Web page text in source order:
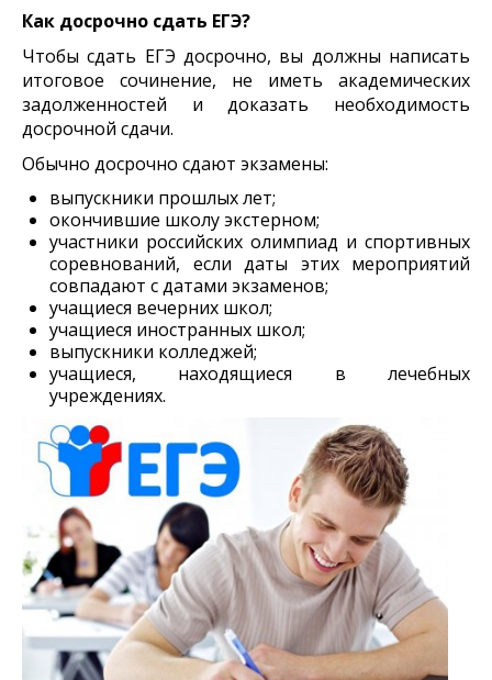
Как досрочно сдать ЕГЭ?
Чтобы сдать ЕГЭ досрочно, вы должны написать
итоговое сочинение, не иметь академических
задолженностей и доказать необходимость
досрочной сдачи.
Обычно досрочно сдают экзамены:
выпускники прошлых лет;
окончившие школу экстерном;
участники российских олимпиад и спортивных
соревнований, если даты этих мероприятий
совпадают с датами экзаменов;
учащиеся вечерних школ;
учащиеся иностранных школ;
выпускники колледжей;
учащиеся, находящиеся в лечебных
учреждениях.